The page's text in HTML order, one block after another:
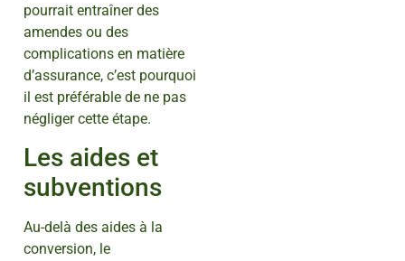
pourrait entraîner des
amendes ou des
complications en matière
d’assurance, c’est pourquoi
il est préférable de ne pas
négliger cette étape.
Les aides et
subventions
Au-delà des aides à la
conversion, le